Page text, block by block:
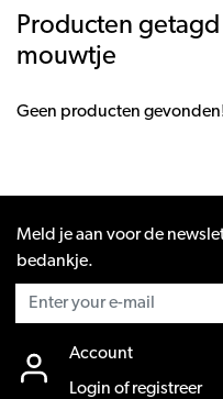
Producten
mouwtje
Geen producten
Meld je aan voor de
bedankje.
Account
Login of registreer